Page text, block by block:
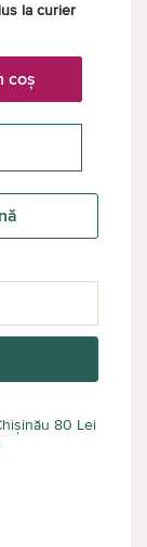
la curier
coș
80 Lei